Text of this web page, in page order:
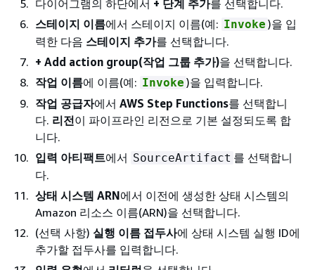
다이어그램의 하단에서 + 단계 추가를 선택합니다.
스테이지 이름에서 스테이지 이름(예: Invoke )을 입
력한 다음 스테이지 추가를 선택합니다.
+ Add action group(작업 그룹 추가)을 선택합니다.
작업 이름에 이름(예: Invoke )을 입력합니다.
작업 공급자에서 AWS Step Functions를 선택합니
다. 리전이 파이프라인 리전으로 기본 설정되도록 합
니다.
입력 아티팩트에서 SourceArtifact 를 선택합니
다.
상태 시스템 ARN에서 이전에 생성한 상태 시스템의
Amazon 리소스 이름(ARN)을 선택합니다.
(선택 사항) 실행 이름 접두사에 상태 시스템 실행 ID에
추가할 접두사를 입력합니다.